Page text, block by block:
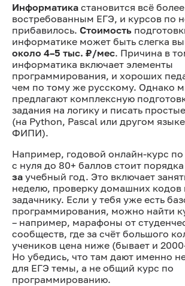
Информатика становится всё более
востребованным ЕГЭ, и курсов по
прибавилось. Стоимость
информатике может быть слегка
около 4–5 тыс. ₽/мес. Причина в
информатика включает элементы
программирования, и хороших
чем по тому же русскому. Однако
предлагают комплексную
задания на логику и писать
(на Python, Pascal или другом
ФИПИ).
Например, годовой онлайн-курс
с нуля до 80+ баллов стоит порядка
за учебный год. Это включает
неделю, проверку домашних кодов
задачнику. Если у тебя уже есть
программирования, можно найти
– например, марафоны от
сообществ, где за счёт большого
учеников цена ниже (бывает и
Но убедись, что там дают именно
для ЕГЭ темы, а не общий курс по
программированию.